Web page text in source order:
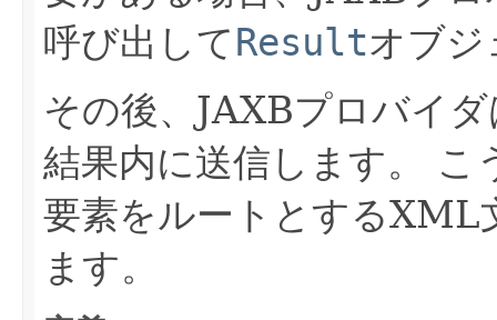
呼び出してResultオブジ
その後、JAXBプロバイ
結果内に送信します。
こ
要素をルートとするXML
ます。